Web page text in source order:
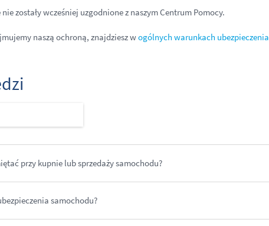
zostały wcześniej uzgodnione z naszym Centrum Pomocy.
naszą ochroną, znajdziesz wogólnych warunkach ubezpieczenia
przy kupnie lub sprzedaży samochodu?
samochodu?